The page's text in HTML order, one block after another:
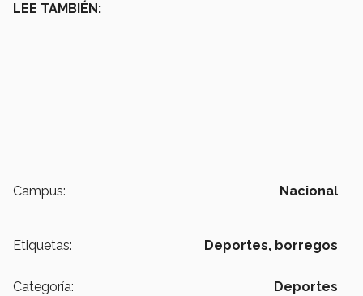
LEE TAMBIÉN:
Campus: Nacional
Etiquetas: Deportes, borregos
Categoría: Deportes